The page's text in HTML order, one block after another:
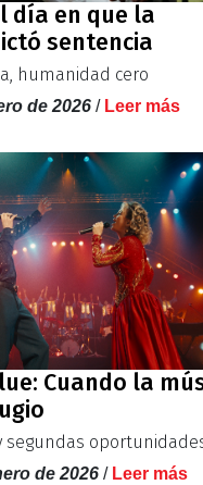
día en que la
sentencia
humanidad cero
de 2026 / Leer más
Cuando la
segundas
de 2026 / Leer más